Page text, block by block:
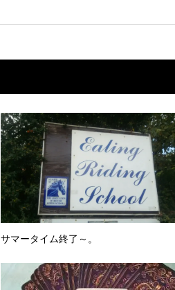
サマータイム終了～。